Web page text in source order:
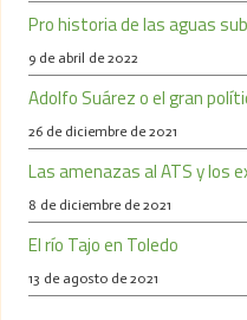
Pro historia de las aguas
9 de abril de 2022
Adolfo Suárez o el gran
26 de diciembre de 2021
Las amenazas al ATS y los
8 de diciembre de 2021
El río Tajo en Toledo
13 de agosto de 2021